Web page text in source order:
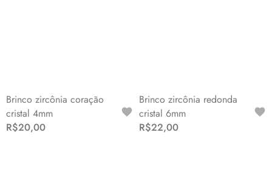
Brinco zircônia coração
cristal 4mm
R$20,00
Brinco zircônia redonda
cristal 6mm
R$22,00